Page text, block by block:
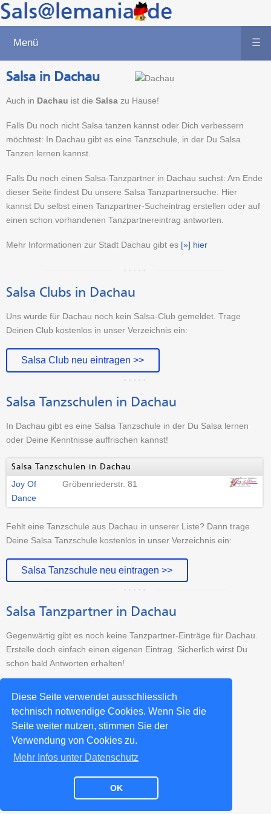
Diese Seite verwendet ausschliesslich
technisch notwendige Cookies. Wenn Sie die
Seite weiter nutzen, stimmen Sie der
Verwendung von Cookies zu.
Mehr Infos unter Datenschutz
OK
Menü ☰
Salsa in Dachau
Auch in Dachau ist die Salsa zu Hause!
Falls Du noch nicht Salsa tanzen kannst oder Dich verbessern
möchtest: In Dachau gibt es eine Tanzschule, in der Du Salsa
Tanzen lernen kannst.
Falls Du noch einen Salsa-Tanzpartner in Dachau suchst: Am Ende
dieser Seite findest Du unsere Salsa Tanzpartnersuche. Hier
kannst Du selbst einen Tanzpartner-Sucheintrag erstellen oder auf
einen schon vorhandenen Tanzpartnereintrag antworten.
Mehr Informationen zur Stadt Dachau gibt es [»] hier
Salsa Clubs in Dachau
Uns wurde für Dachau noch kein Salsa-Club gemeldet. Trage
Deinen Club kostenlos in unser Verzeichnis ein:
Salsa Club neu eintragen >>
Salsa Tanzschulen in Dachau
In Dachau gibt es eine Salsa Tanzschule in der Du Salsa lernen
oder Deine Kenntnisse auffrischen kannst!
Salsa Tanzschulen in Dachau
Joy Of
Dance
Gröbenriederstr. 81
Fehlt eine Tanzschule aus Dachau in unserer Liste? Dann trage
Deine Salsa Tanzschule kostenlos in unser Verzeichnis ein:
Salsa Tanzschule neu eintragen >>
Salsa Tanzpartner in Dachau
Gegenwärtig gibt es noch keine Tanzpartner-Einträge für Dachau.
Erstelle doch einfach einen eigenen Eintrag. Sicherlich wirst Du
schon bald Antworten erhalten!
Tanzpartner-Sucheintrag erstellen >>
Weitere Salsa-Städte >>
Datenschutz